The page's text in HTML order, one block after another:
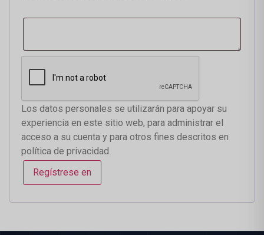
Los datos personales se utilizarán para apoyar su
experiencia en este sitio web, para administrar el
acceso a su cuenta y para otros fines descritos en
política de privacidad.
Regístrese en